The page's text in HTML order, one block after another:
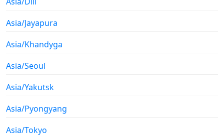
Asia/Jayapura
Asia/Khandyga
Asia/Seoul
Asia/Yakutsk
Asia/Pyongyang
Asia/Tokyo